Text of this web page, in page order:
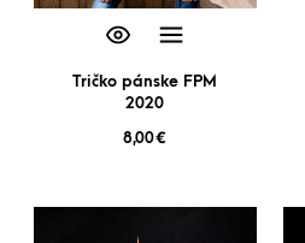
Tričko pánske FPM
2020
8,00€